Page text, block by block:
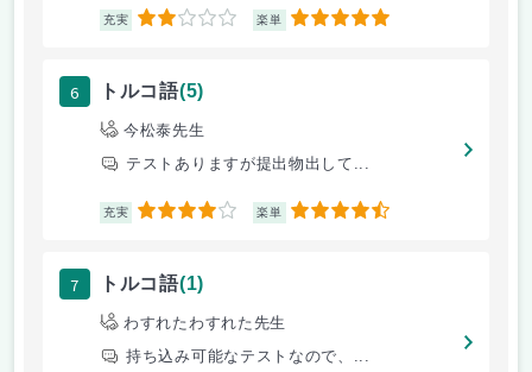
充実 2 楽単 5
6 トルコ語(5)
今松泰先生
テストありますが提出物出して...
充実 4 楽単 4.5
7 トルコ語(1)
わすれたわすれた先生
持ち込み可能なテストなので、...